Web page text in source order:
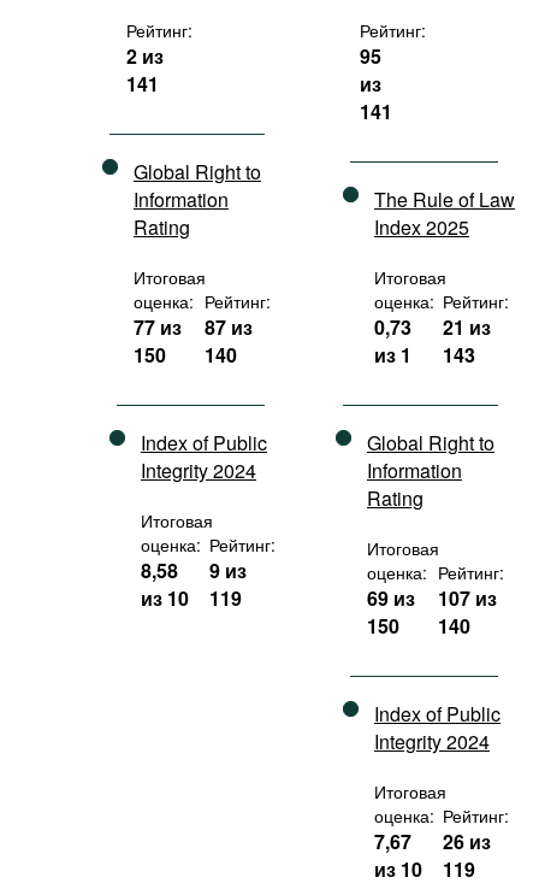
Рейтинг:
2 из
141
Global Right to
Information
Rating
Итоговая
оценка:
77 из
150
Рейтинг:
87 из
140
Index of Public
Integrity 2024
Итоговая
оценка:
8,58
из 10
Рейтинг:
9 из
119
Рейтинг:
95
из
141
The Rule of Law
Index 2025
Итоговая
оценка:
0,73
из 1
Рейтинг:
21 из
143
Global Right to
Information
Rating
Итоговая
оценка:
69 из
150
Рейтинг:
107 из
140
Index of Public
Integrity 2024
Итоговая
оценка:
7,67
из 10
Рейтинг:
26 из
119